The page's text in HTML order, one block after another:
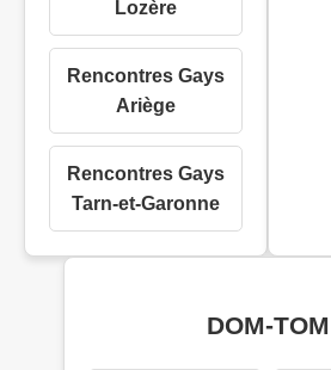
Lozère
Rencontres Gays
Ariège
Rencontres Gays
Tarn-et-Garonne
DOM-TOM